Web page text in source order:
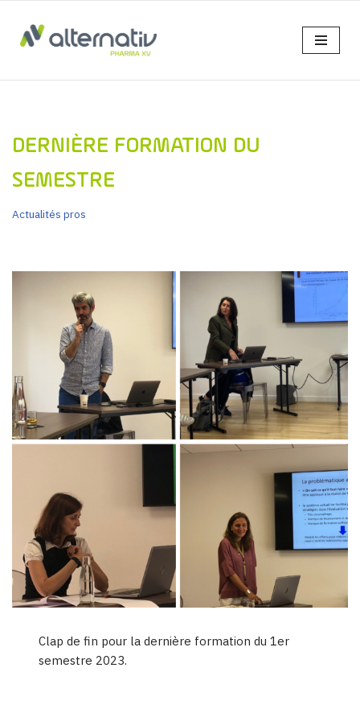
Aller
contenu
DERNIÈRE FORMATION DU
SEMESTRE
Actualités pros
Clap de fin pour la dernière formation du 1er
semestre 2023.